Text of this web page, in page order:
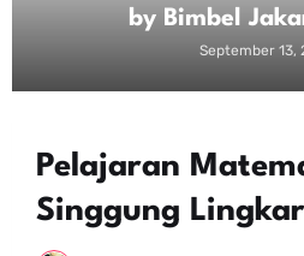
by Bimbel
September 13,
Pelajaran
Singgung